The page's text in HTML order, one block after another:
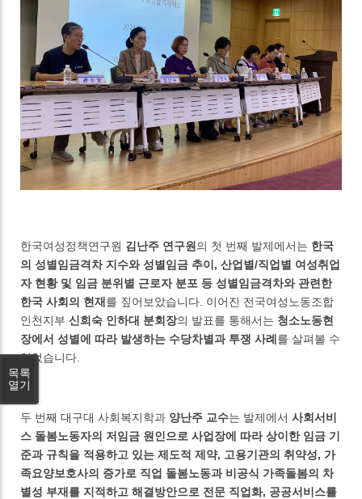
한국여성정책연구원 김난주 연구원의 첫 번째 발제에서는 한국
의 성별임금격차 지수와 성별임금 추이, 산업별/직업별 여성취업
자 현황 및 임금 분위별 근로자 분포 등 성별임금격차와 관련한
한국 사회의 현재를 짚어보았습니다. 이어진 전국여성노동조합
인천지부신희숙 인하대 분회장의 발표를 통해서는 청소노동현
장에서 성별에 따라 발생하는 수당차별과 투쟁 사례를 살펴볼 수
있었습니다.
두 번째 대구대 사회복지학과 양난주 교수는 발제에서사회서비
스 돌봄노동자의 저임금 원인으로 사업장에 따라 상이한 임금 기
준과 규칙을 적용하고 있는 제도적 제약, 고용기관의 취약성, 가
족요양보호사의 증가로 직업 돌봄노동과 비공식 가족돌봄의 차
별성 부재를 지적하고 해결방안으로 전문 직업화, 공공서비스를
목록
열기